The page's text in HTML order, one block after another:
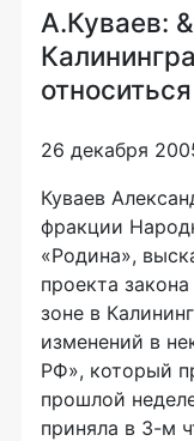
А.Куваев:
26 декабря
Куваев
фракции
«Родина»,
проекта
зоне в
изменений в
РФ», который
прошлой
приняла в 3-м